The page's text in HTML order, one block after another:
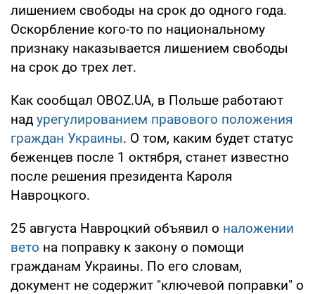
лишением свободы на срок до одного года.
Оскорбление кого-то по национальному
признаку наказывается лишением свободы
на срок до трех лет.
Как сообщал OBOZ.UA, в Польше работают
над урегулированием правового положения
граждан Украины. О том, каким будет статус
беженцев после 1 октября, станет известно
после решения президента Кароля
Навроцкого.
25 августа Навроцкий объявил о наложении
вето на поправку к закону о помощи
гражданам Украины. По его словам,
документ не содержит "ключевой поправки" о